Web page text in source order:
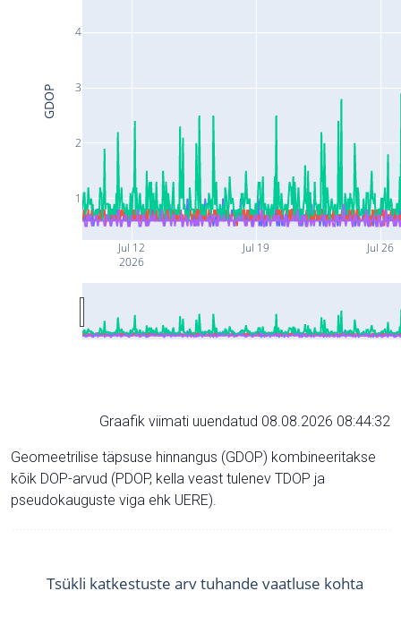
Jul 12
2026
Jul 19 Jul 26
1
2
3
4
GDOP
Graafik viimati uuendatud 08.08.2026 08:44:32
Geomeetrilise täpsuse hinnangus (GDOP) kombineeritakse
kõik DOP-arvud (PDOP, kella veast tulenev TDOP ja
pseudokauguste viga ehk UERE).
Tsükli katkestuste arv tuhande vaatluse kohta